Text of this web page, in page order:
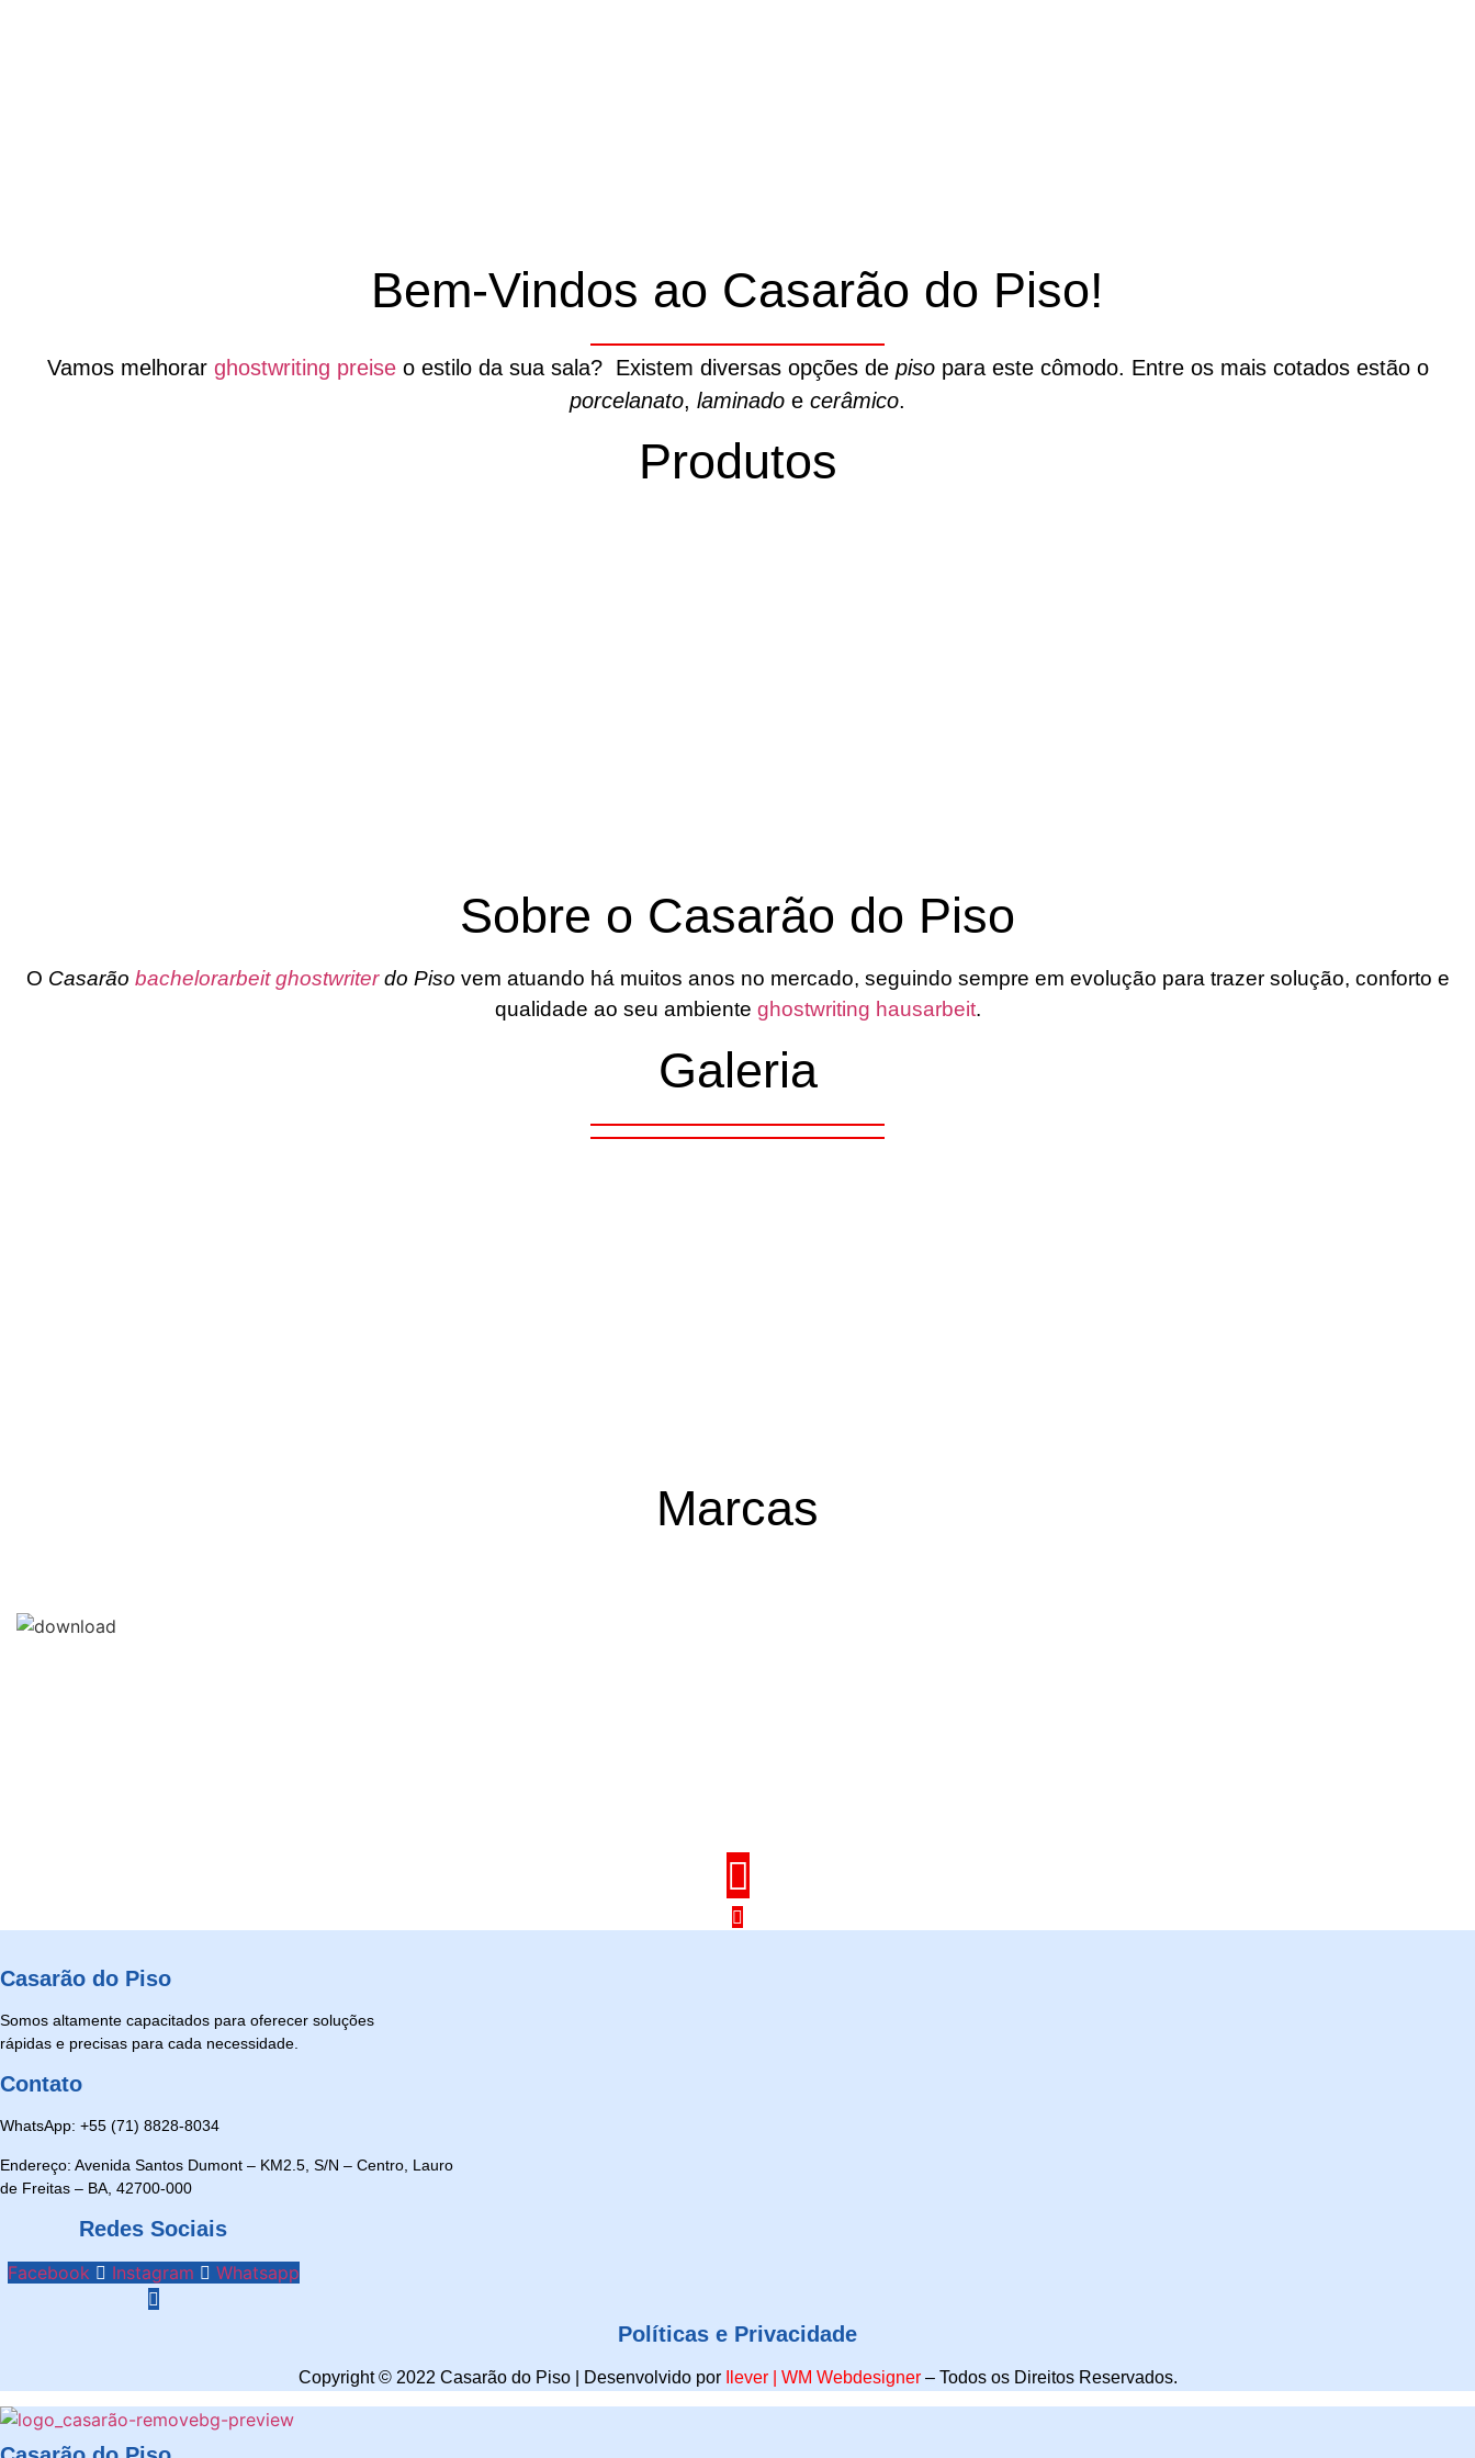
Bem-Vindos ao Casarão do Piso!
Vamos melhorar ghostwriting preiseo estilo da sua sala? Existem diversas opções de pisopara este cômodo. Entre os mais cotados estão o
porcelanato, laminado e cerâmico.
Produtos
Sobre o Casarão do Piso
O Casarão bachelorarbeit ghostwriterdo Piso vem atuando há muitos anos no mercado, seguindo sempre em evolução para trazer solução, conforto e
qualidade ao seu ambiente ghostwriting hausarbeit.
Galeria
Marcas
Casarão do Piso
Somos altamente capacitados para oferecer soluções
rápidas e precisas para cada necessidade.
Contato
WhatsApp: +55 (71) 8828-8034
Endereço: Avenida Santos Dumont – KM2.5, S/N – Centro, Lauro
de Freitas – BA, 42700-000
Redes Sociais
Facebook Instagram Whatsapp
Políticas e Privacidade
Copyright © 2022 Casarão do Piso | Desenvolvido por Ilever| WM Webdesigner – Todos os Direitos Reservados.